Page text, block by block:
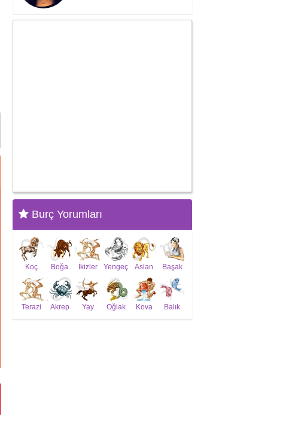
Burç Yorumları
Koç Boğa İkizler Yengeç Aslan Başak
Terazi Akrep Yay Oğlak Kova Balık